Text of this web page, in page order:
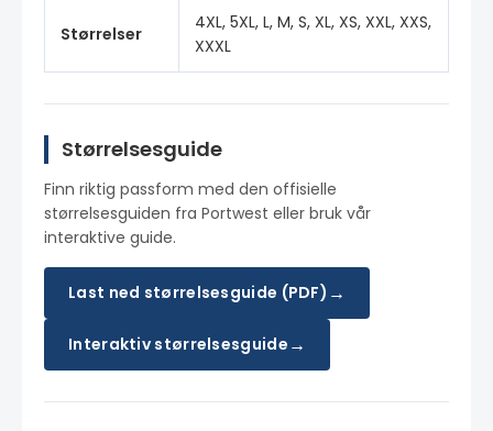
Størrelser
4XL, 5XL, L, M, S, XL, XS, XXL, XXS,
XXXL
Størrelsesguide
Finn riktig passform med den offisielle
størrelsesguiden fra Portwest eller bruk vår
interaktive guide.
Last ned størrelsesguide (PDF) →
Interaktiv størrelsesguide →